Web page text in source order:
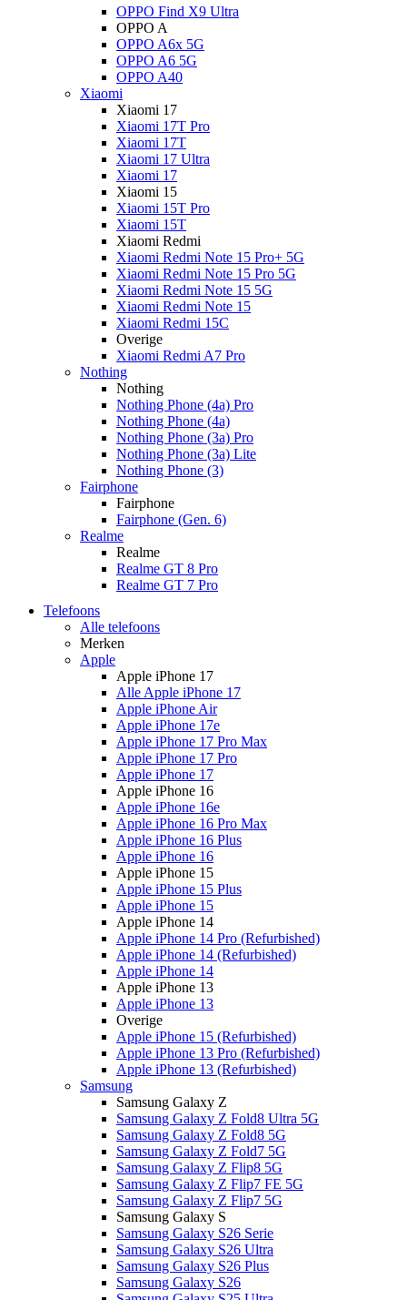
OPPO Find X9 Ultra
OPPO A
OPPO A6x 5G
OPPO A6 5G
OPPO A40
Xiaomi
Xiaomi 17
Xiaomi 17T Pro
Xiaomi 17T
Xiaomi 17 Ultra
Xiaomi 17
Xiaomi 15
Xiaomi 15T Pro
Xiaomi 15T
Xiaomi Redmi
Xiaomi Redmi Note 15 Pro+ 5G
Xiaomi Redmi Note 15 Pro 5G
Xiaomi Redmi Note 15 5G
Xiaomi Redmi Note 15
Xiaomi Redmi 15C
Overige
Xiaomi Redmi A7 Pro
Nothing
Nothing
Nothing Phone (4a) Pro
Nothing Phone (4a)
Nothing Phone (3a) Pro
Nothing Phone (3a) Lite
Nothing Phone (3)
Fairphone
Fairphone
Fairphone (Gen. 6)
Realme
Realme
Realme GT 8 Pro
Realme GT 7 Pro
Telefoons
Alle telefoons
Merken
Apple
Apple iPhone 17
Alle Apple iPhone 17
Apple iPhone Air
Apple iPhone 17e
Apple iPhone 17 Pro Max
Apple iPhone 17 Pro
Apple iPhone 17
Apple iPhone 16
Apple iPhone 16e
Apple iPhone 16 Pro Max
Apple iPhone 16 Plus
Apple iPhone 16
Apple iPhone 15
Apple iPhone 15 Plus
Apple iPhone 15
Apple iPhone 14
Apple iPhone 14 Pro (Refurbished)
Apple iPhone 14 (Refurbished)
Apple iPhone 14
Apple iPhone 13
Apple iPhone 13
Overige
Apple iPhone 15 (Refurbished)
Apple iPhone 13 Pro (Refurbished)
Apple iPhone 13 (Refurbished)
Samsung
Samsung Galaxy Z
Samsung Galaxy Z Fold8 Ultra 5G
Samsung Galaxy Z Fold8 5G
Samsung Galaxy Z Fold7 5G
Samsung Galaxy Z Flip8 5G
Samsung Galaxy Z Flip7 FE 5G
Samsung Galaxy Z Flip7 5G
Samsung Galaxy S
Samsung Galaxy S26 Serie
Samsung Galaxy S26 Ultra
Samsung Galaxy S26 Plus
Samsung Galaxy S26